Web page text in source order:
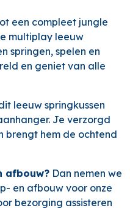
een compleet jungle
multiplay leeuw
springen, spelen en
en geniet van alle
leeuw springkussen
Je verzorgd
brengt hem de ochtend
afbouw? Dan nemen we
en afbouw voor onze
bezorging assisteren